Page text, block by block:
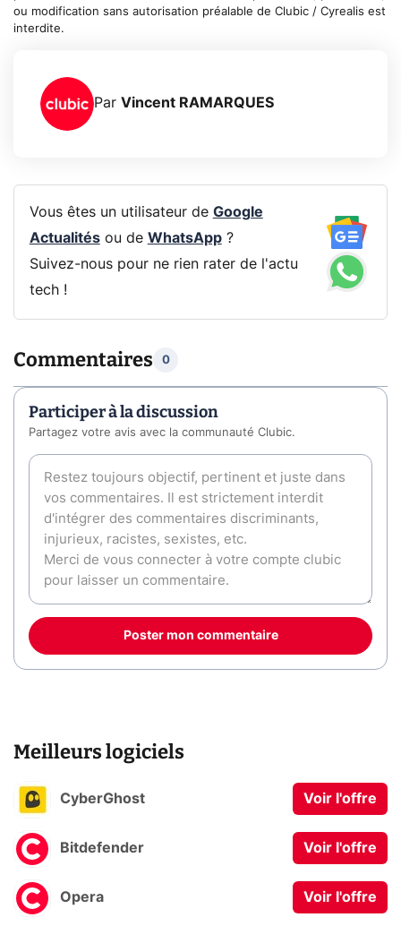
ou modification sans autorisation préalable de Clubic / Cyrealis est
interdite.
Par Vincent RAMARQUES
Vous êtes un utilisateur de Google
Actualitésou de WhatsApp?
Suivez-nous pour ne rien rater de l'actu
tech !
Commentaires 0
Participer à la discussion
Partagez votre avis avec la communauté Clubic.
Poster mon commentaire
Meilleurs logiciels
CyberGhost Voir l'offre
Bitdefender Voir l'offre
Opera Voir l'offre